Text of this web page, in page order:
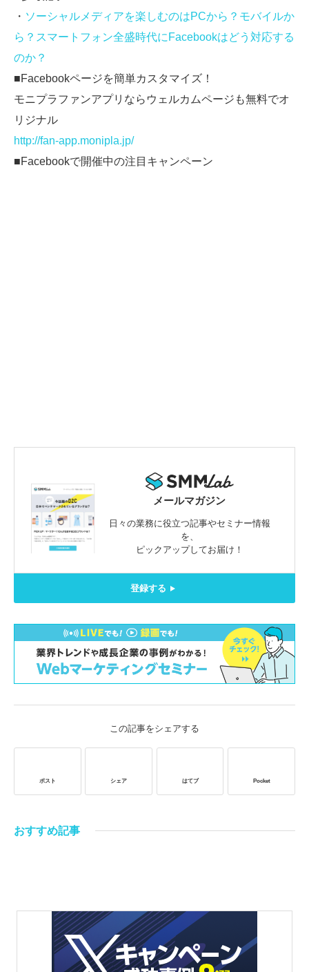
・ ソーシャルメディアを楽しむのはPCから？モバイルか
ら？スマートフォン全盛時代にFacebookはどう対応する
のか？
■Facebookページを簡単カスタマイズ！
モニプラファンアプリならウェルカムページも無料でオ
リジナル
http://fan-app.monipla.jp/
■Facebookで開催中の注目キャンペーン
メールマガジン
日々の業務に役立つ記事やセミナー情報
を、
ピックアップしてお届け！
登録する
この記事をシェアする
ポスト シェア はてブ Pocket
おすすめ記事